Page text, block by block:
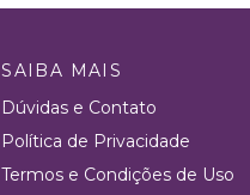
SAIBA MAIS
Dúvidas e Contato
Política de Privacidade
Termos e Condições de Uso